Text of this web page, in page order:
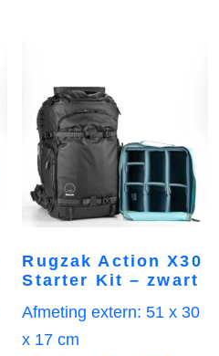
Rugzak Action X30
Starter Kit – zwart
Afmeting extern: 51 x 30
x 17 cm